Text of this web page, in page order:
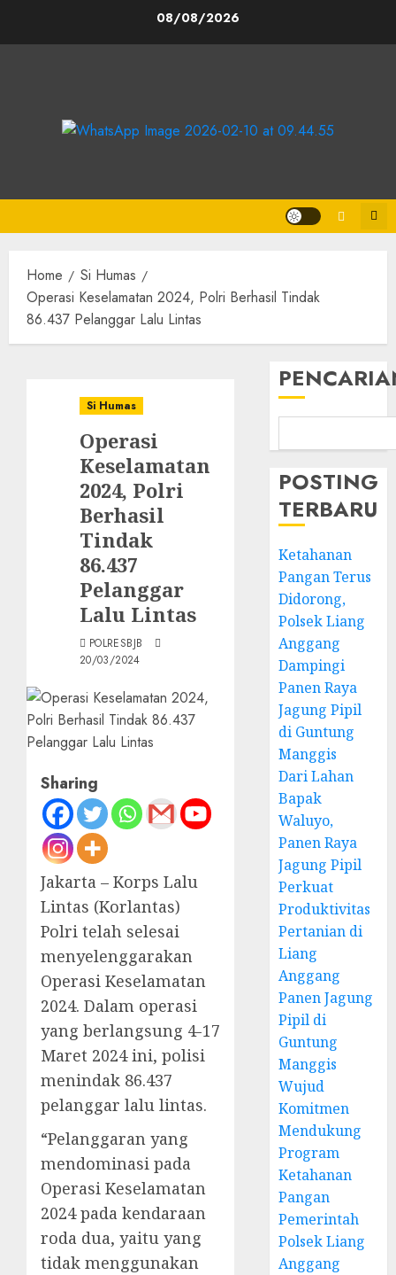
08/08/2026
Home
Si Humas
Operasi Keselamatan 2024, Polri Berhasil Tindak
86.437 Pelanggar Lalu Lintas
Si Humas
Operasi
Keselamatan
2024, Polri
Berhasil
Tindak
86.437
Pelanggar
Lalu Lintas
POLRESBJB
20/03/2024
Sharing
Jakarta – Korps Lalu
Lintas (Korlantas)
Polri telah selesai
menyelenggarakan
Operasi Keselamatan
2024. Dalam operasi
yang berlangsung 4-17
Maret 2024 ini, polisi
menindak 86.437
pelanggar lalu lintas.
“Pelanggaran yang
mendominasi pada
Operasi Keselamatan
2024 pada kendaraan
roda dua, yaitu yang
tidak menggunakan
POSTING
TERBARU
Ketahanan
Pangan Terus
Didorong,
Polsek Liang
Anggang
Dampingi
Panen Raya
Jagung Pipil
di Guntung
Manggis
Dari Lahan
Bapak
Waluyo,
Panen Raya
Jagung Pipil
Perkuat
Produktivitas
Pertanian di
Liang
Anggang
Panen Jagung
Pipil di
Guntung
Manggis
Wujud
Komitmen
Mendukung
Program
Ketahanan
Pangan
Pemerintah
Polsek Liang
Anggang